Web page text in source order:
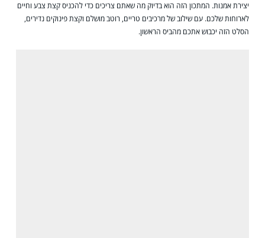
יצירת אמנות. המתכון הזה הוא בדיוק מה שאתם צריכים כדי להכניס קצת צבע וחיים
לארוחות שלכם. עם שילוב של מרכיבים טריים, רוטב מושלם וקצת פינוקים נדירים,
הסלט הזה יכבוש אתכם מהביס הראשון.